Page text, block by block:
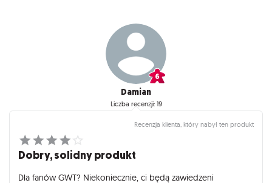
Damian
Liczba recenzji: 19
Recenzja klienta, który nabył ten produkt
Dobry, solidny produkt
Dla fanów GWT? Niekoniecznie, ci będą zawiedzeni